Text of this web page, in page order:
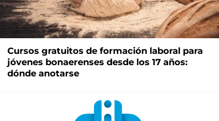
Cursos gratuitos de formación laboral para
jóvenes bonaerenses desde los 17 años:
dónde anotarse